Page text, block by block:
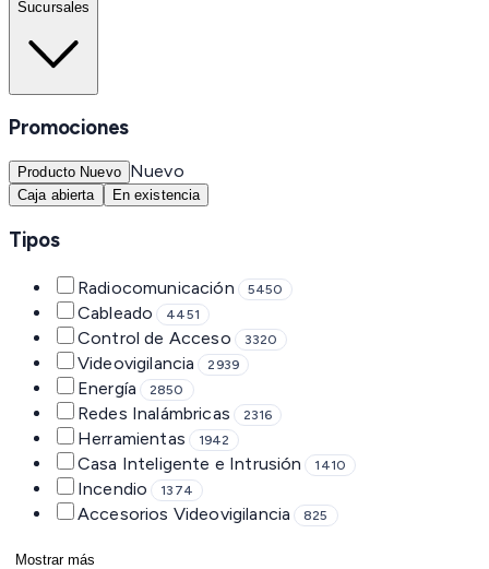
Sucursales
Promociones
Producto Nuevo Nuevo
Caja abierta En existencia
Tipos
Radiocomunicación 5450
Cableado 4451
Control de Acceso 3320
Videovigilancia 2939
Energía 2850
Redes Inalámbricas 2316
Herramientas 1942
Casa Inteligente e Intrusión 1410
Incendio 1374
Accesorios Videovigilancia 825
Mostrar más